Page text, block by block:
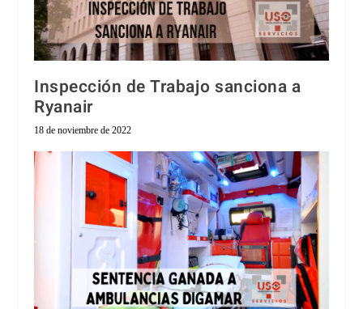
Inspección de Trabajo sanciona a
Ryanair
18 de noviembre de 2022